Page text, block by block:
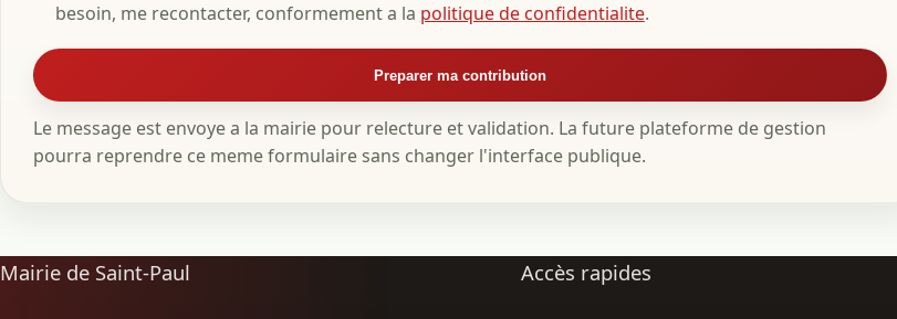
besoin, me recontacter, conformement a la politique de confidentialite.
Preparer ma contribution
Le message est envoye a la mairie pour relecture et validation. La future plateforme de gestion
pourra reprendre ce meme formulaire sans changer l'interface publique.
Mairie de Saint-Paul Accès rapides